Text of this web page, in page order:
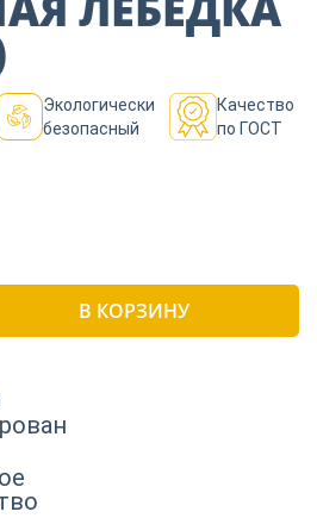
Экологически
безопасный
Качество
по ГОСТ
В КОРЗИНУ